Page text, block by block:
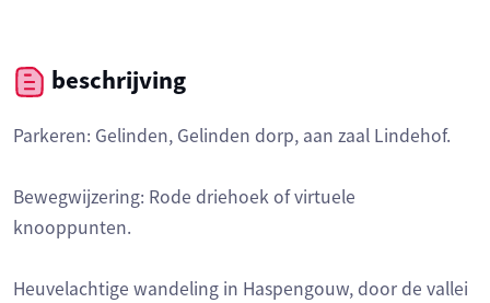
beschrijving
Parkeren: Gelinden, Gelinden dorp, aan zaal Lindehof.
Bewegwijzering: Rode driehoek of virtuele
knooppunten.
Heuvelachtige wandeling in Haspengouw, door de vallei